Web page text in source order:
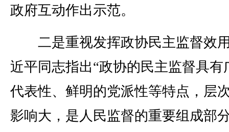
政府互动作出示范。
二是重视发挥政协民主监督效
近平同志指出“政协的民主监督具有
代表性、鲜明的党派性等特点，层
影响大，是人民监督的重要组成部